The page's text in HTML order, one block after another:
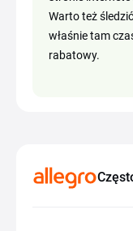
Warto też
właśnie tam
rabatowy.